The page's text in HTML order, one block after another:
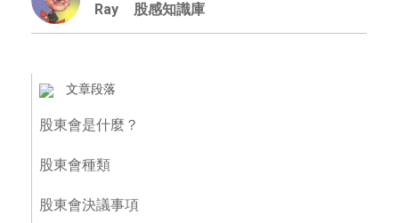
Ray 股感知識庫
文章段落
股東會是什麼？
股東會種類
股東會決議事項